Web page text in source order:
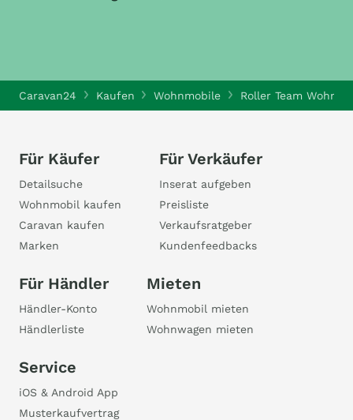
Caravan24 Kaufen Wohnmobile Roller Team
Für Käufer
Detailsuche
Wohnmobil kaufen
Caravan kaufen
Marken
Für Verkäufer
Inserat aufgeben
Preisliste
Verkaufsratgeber
Kundenfeedbacks
Für Händler
Händler-Konto
Händlerliste
Mieten
Wohnmobil mieten
Wohnwagen mieten
Service
iOS & Android App
Musterkaufvertrag